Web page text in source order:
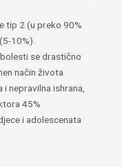
tip 2 (u preko 90%
10%).
se drastično
način života
nepravilna ishrana,
45%
i adolescenata